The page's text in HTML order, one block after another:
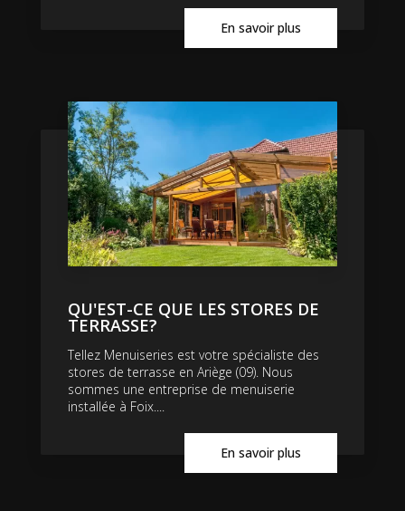
En savoir plus
QU'EST-CE QUE LES STORES DE
TERRASSE?
Tellez Menuiseries est votre spécialiste des
stores de terrasse en Ariège (09). Nous
sommes une entreprise de menuiserie
installée à Foix....
En savoir plus